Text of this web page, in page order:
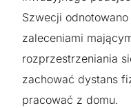
Szwecji
zaleceniami
rozprzestrzeniania
zachować dystans
pracować z domu.